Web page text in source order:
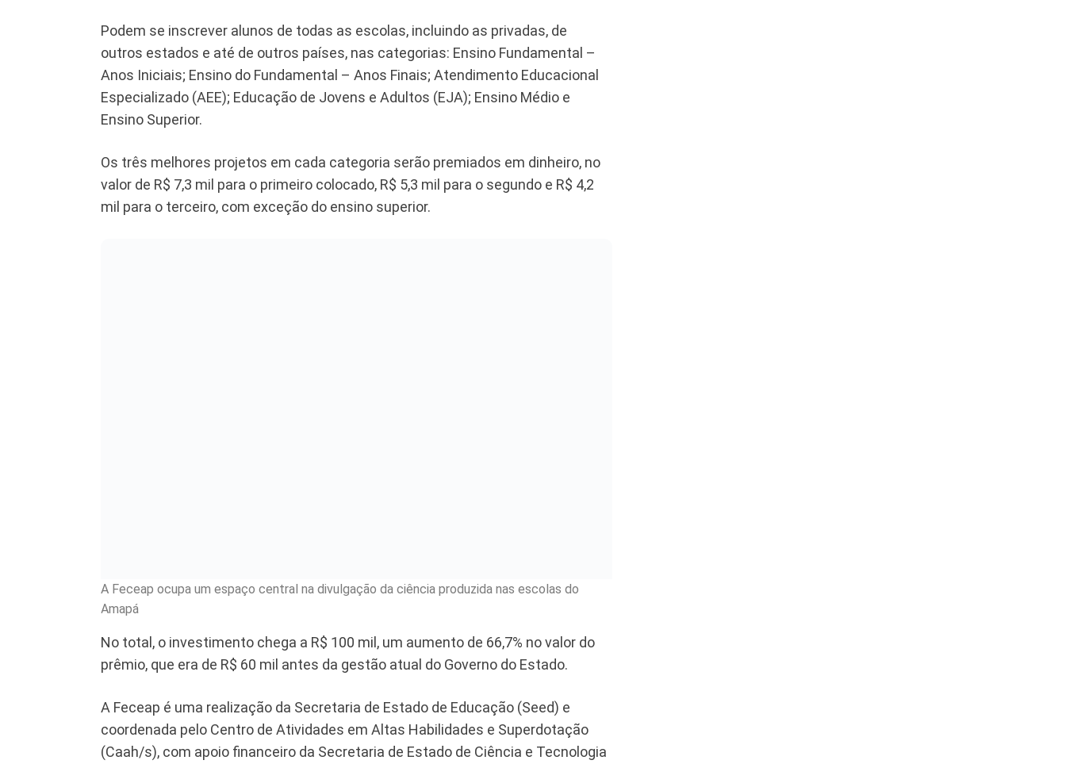
Podem se inscrever alunos de todas as escolas, incluindo as privadas, de
outros estados e até de outros países, nas categorias: Ensino Fundamental –
Anos Iniciais; Ensino do Fundamental – Anos Finais; Atendimento Educacional
Especializado (AEE); Educação de Jovens e Adultos (EJA); Ensino Médio e
Ensino Superior.
Os três melhores projetos em cada categoria serão premiados em dinheiro, no
valor de R$ 7,3 mil para o primeiro colocado, R$ 5,3 mil para o segundo e R$ 4,2
mil para o terceiro, com exceção do ensino superior.
A Feceap ocupa um espaço central na divulgação da ciência produzida nas escolas do
Amapá
No total, o investimento chega a R$ 100 mil, um aumento de 66,7% no valor do
prêmio, que era de R$ 60 mil antes da gestão atual do Governo do Estado.
A Feceap é uma realização da Secretaria de Estado de Educação (Seed) e
coordenada pelo Centro de Atividades em Altas Habilidades e Superdotação
(Caah/s), com apoio financeiro da Secretaria de Estado de Ciência e Tecnologia